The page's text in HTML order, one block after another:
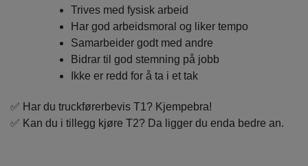
Trives med fysisk arbeid
Har god arbeidsmoral og liker tempo
Samarbeider godt med andre
Bidrar til god stemning på jobb
Ikke er redd for å ta i et tak
✅ Har du truckførerbevis T1? Kjempebra!
✅ Kan du i tillegg kjøre T2? Da ligger du enda bedre an.